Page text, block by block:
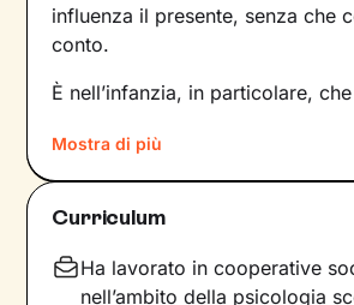
influenza il presente, senza che
conto.
È nell’infanzia, in particolare,
e agire: leesperienze vissute in
infatti, vengono apprese,
riproposte nelle relazioni
che in età adulta si attivano in
automatica - è la chiave per
Mostra di più
Curriculum
Ha lavorato in cooperative
nell’ambito della psicologia